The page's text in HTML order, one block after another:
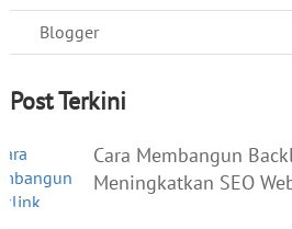
Blogger
Post Terkini
Cara Membangun
Meningkatkan SEO